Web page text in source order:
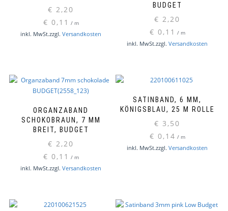
€ 2,20
€ 0,11 / m
inkl. MwSt.zzgl. Versandkosten
BUDGET
€ 2,20
€ 0,11 / m
inkl. MwSt.zzgl. Versandkosten
ORGANZABAND
SCHOKOBRAUN, 7 MM
BREIT, BUDGET
€ 2,20
€ 0,11 / m
inkl. MwSt.zzgl. Versandkosten
SATINBAND, 6 MM,
KÖNIGSBLAU, 25 M ROLLE
€ 3,50
€ 0,14 / m
inkl. MwSt.zzgl. Versandkosten